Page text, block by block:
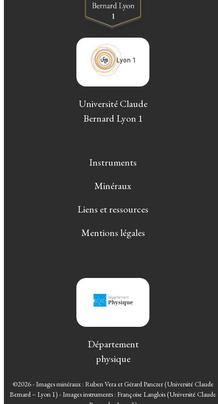
Université Claude
Bernard Lyon 1
Instruments
Minéraux
Liens et ressources
Mentions légales
Département
physique
©2026 - Images minéraux : Ruben Vera et Gérard Panczer (Université Claude
Bernard – Lyon 1) - Images instruments : Françoise Langlois (Université Claude